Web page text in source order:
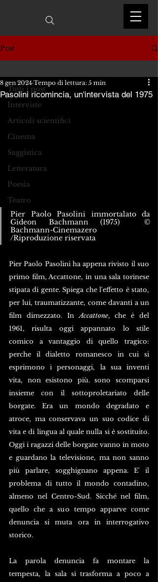
Post
Tutti i post
Interviste
Articoli scientifici
Cinema
Saggistica
Letteratura
Poesia
Teatro
Pasolini ricomincia, un'intervista del 1975
8 gen 2024 Tempo di lettura: 5 min
Pier Paolo Pasolini immortalato da
Gideon Bachmann (1975)  ©
Bachmann-Cinemazero
/Riproduzione riservata
Pier Paolo Pasolini ha appena rivisto il suo
primo film, Accattone, in una sala torinese
stipata di gente. Spiega che l'effetto è stato,
per lui, traumatizzante, come davanti a un
film dimezzato. In Accattone, che è del
1961, risulta oggi appannato lo stile
comico a vantaggio di quello tragico:
perche il dialetto romanesco in cui si
esprimono i personaggi, la sua inventi
vita, non esistono più. sono scomparsi
insieme con il sottoproletariato delle
borgate. Era un mondo degradato e
atroce, ma conservava un suo codice di
vita e di lingua al quale nulla si è sostituito.
Oggi i ragazzi delle borgate vanno in moto
e guardano la televisione, ma non sanno
più parlare, sogghignano appena. E' il
problema di tutto il mondo contadino,
almeno nel Centro-Sud. Sicché nel film,
quello che a suo tempo apparve come
denuncia si muta ora in interrogativo
storico.
La parola denuncia fa montare la
tempesta, la sala si trasforma a poco a